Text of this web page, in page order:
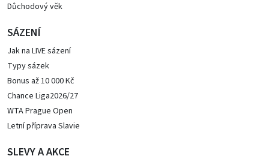
Důchodový věk
SÁZENÍ
Jak na LIVE sázení
Typy sázek
Bonus až 10 000 Kč
Chance Liga2026/27
WTA Prague Open
Letní příprava Slavie
SLEVY A AKCE